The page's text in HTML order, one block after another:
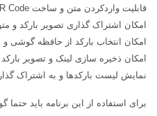
قابلیت واردکردن متن و ساخت QR Code از متن
امکان اشتراک گذاری تصویر بارکد و
امکان انتخاب بارکد از حافظه گوشی و
امکان ذخیره سازی لینک و تصویر بارکد
نمایش لیست بارکدها و به اشتراک
برای استفاده از این برنامه باید